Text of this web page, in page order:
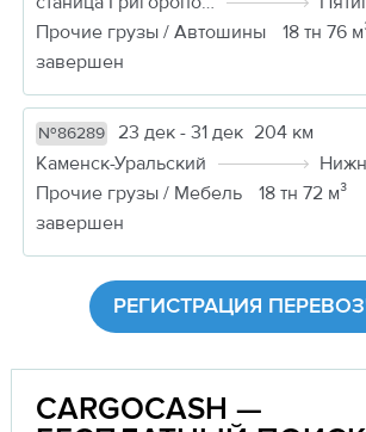
Прочие грузы / Автошины
18 тн 76
завершен
№86289 23 дек - 31 дек 204 км
Каменск-Уральский
Прочие грузы / Мебель
18 тн 72 м³
завершен
РЕГИСТРАЦИЯ
CARGOCASH —